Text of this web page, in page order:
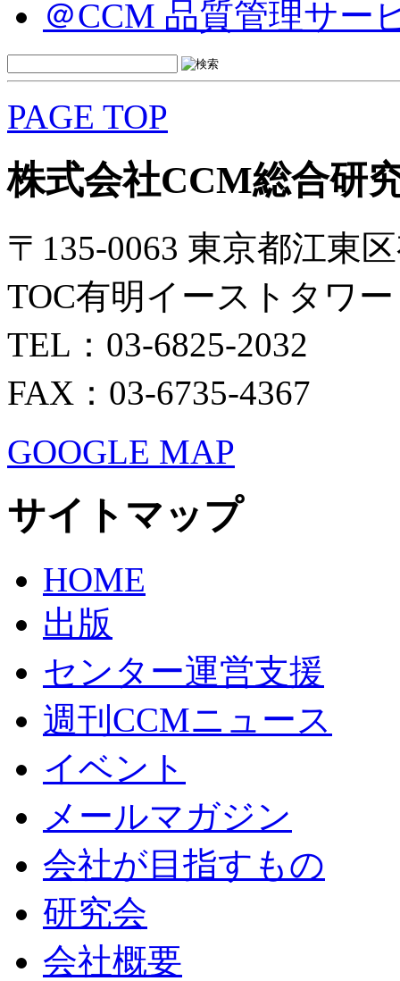
＠CCM 品質管理サー
PAGE TOP
株式会社CCM総合研
〒135-0063 東京都江東
TOC有明イーストタワ
TEL：03-6825-2032
FAX：03-6735-4367
GOOGLE MAP
サイトマップ
HOME
出版
センター運営支援
週刊CCMニュース
イベント
メールマガジン
会社が目指すもの
研究会
会社概要